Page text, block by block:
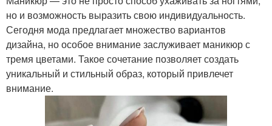
Классический стиль Идеальные сочетания
Сочетание в стиле
но и возможность выразить свою индивидуальность.
Сегодня мода предлагает множество вариантов
дизайна, но особое внимание заслуживает маникюр с
тремя цветами. Такое сочетание позволяет создать
уникальный и стильный образ, который привлечет
внимание.